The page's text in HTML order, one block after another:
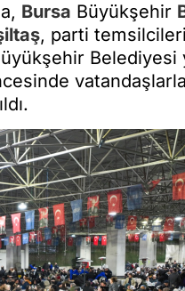
Bursa Büyükşehir
, parti